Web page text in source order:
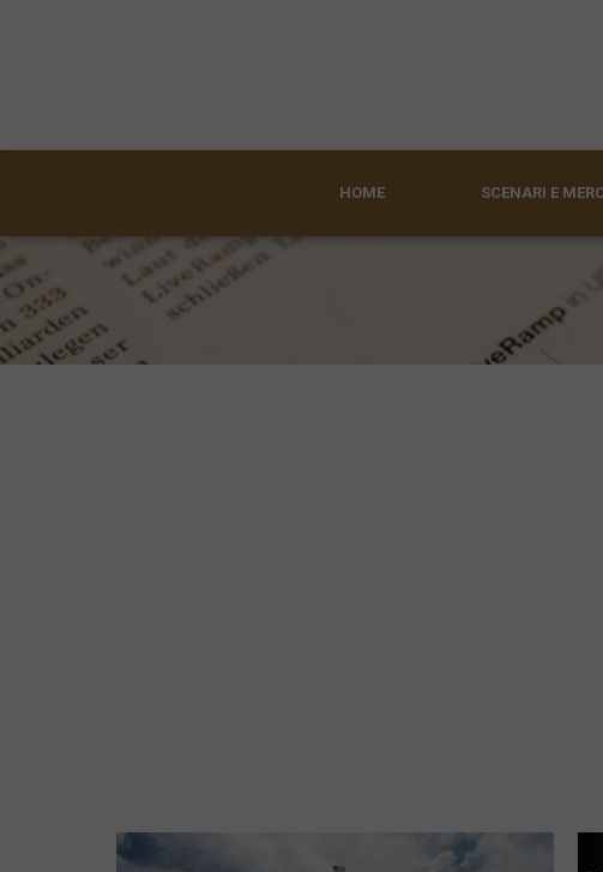
HOME SCENARI E